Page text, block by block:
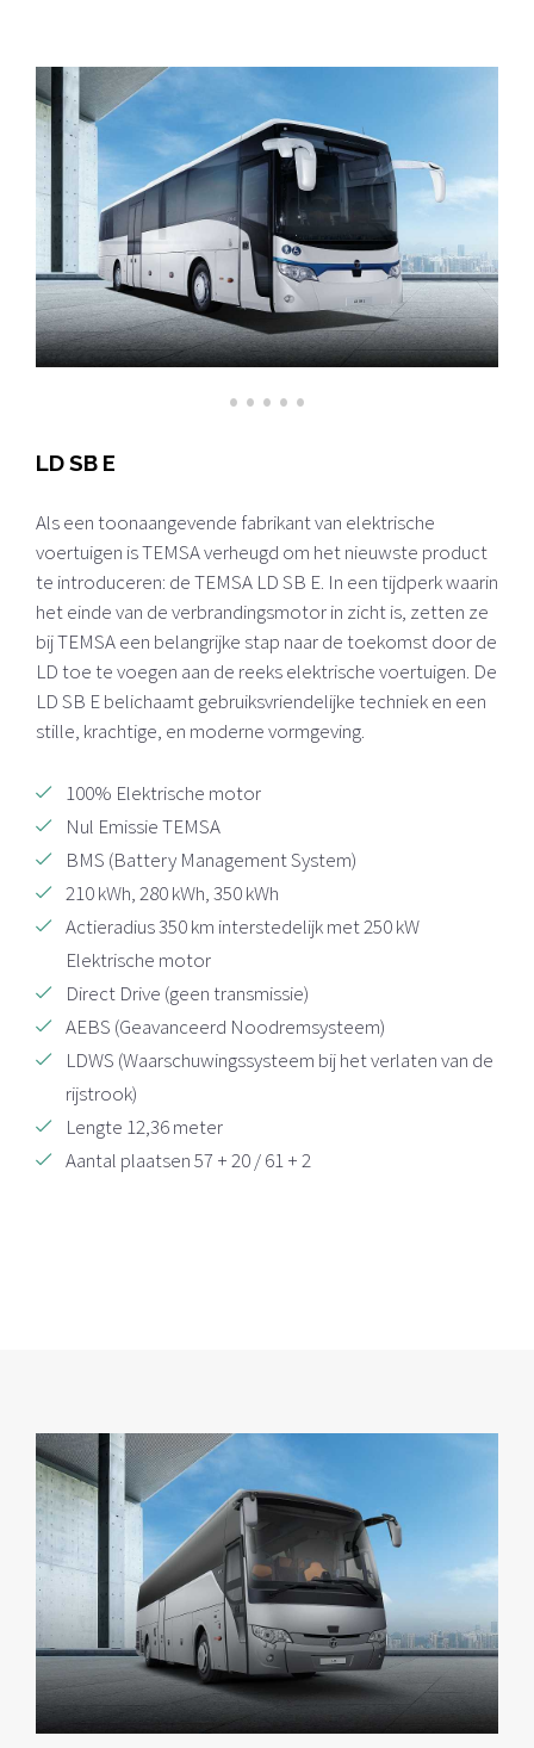
• • • • •
LD SB E
Als een toonaangevende fabrikant van elektrische
voertuigen is TEMSA verheugd om het nieuwste product
te introduceren: de TEMSA LD SB E. In een tijdperk waarin
het einde van de verbrandingsmotor in zicht is, zetten ze
bij TEMSA een belangrijke stap naar de toekomst door de
LD toe te voegen aan de reeks elektrische voertuigen. De
LD SB E belichaamt gebruiksvriendelijke techniek en een
stille, krachtige, en moderne vormgeving.
100% Elektrische motor
Nul Emissie TEMSA
BMS (Battery Management System)
210 kWh, 280 kWh, 350 kWh
Actieradius 350 km interstedelijk met 250 kW
Elektrische motor
Direct Drive (geen transmissie)
AEBS (Geavanceerd Noodremsysteem)
LDWS (Waarschuwingssysteem bij het verlaten van de
rijstrook)
Lengte 12,36 meter
Aantal plaatsen 57 + 20 / 61 + 2